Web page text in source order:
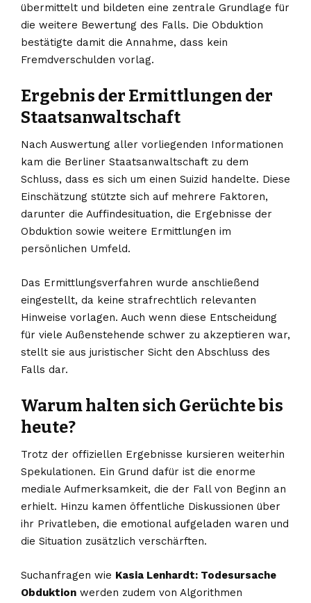
übermittelt und bildeten eine zentrale Grundlage für
die weitere Bewertung des Falls. Die Obduktion
bestätigte damit die Annahme, dass kein
Fremdverschulden vorlag.
Ergebnis der Ermittlungen der
Staatsanwaltschaft
Nach Auswertung aller vorliegenden Informationen
kam die Berliner Staatsanwaltschaft zu dem
Schluss, dass es sich um einen Suizid handelte. Diese
Einschätzung stützte sich auf mehrere Faktoren,
darunter die Auffindesituation, die Ergebnisse der
Obduktion sowie weitere Ermittlungen im
persönlichen Umfeld.
Das Ermittlungsverfahren wurde anschließend
eingestellt, da keine strafrechtlich relevanten
Hinweise vorlagen. Auch wenn diese Entscheidung
für viele Außenstehende schwer zu akzeptieren war,
stellt sie aus juristischer Sicht den Abschluss des
Falls dar.
Warum halten sich Gerüchte bis
heute?
Trotz der offiziellen Ergebnisse kursieren weiterhin
Spekulationen. Ein Grund dafür ist die enorme
mediale Aufmerksamkeit, die der Fall von Beginn an
erhielt. Hinzu kamen öffentliche Diskussionen über
ihr Privatleben, die emotional aufgeladen waren und
die Situation zusätzlich verschärften.
Suchanfragen wie Kasia Lenhardt: Todesursache
Obduktion werden zudem von Algorithmen